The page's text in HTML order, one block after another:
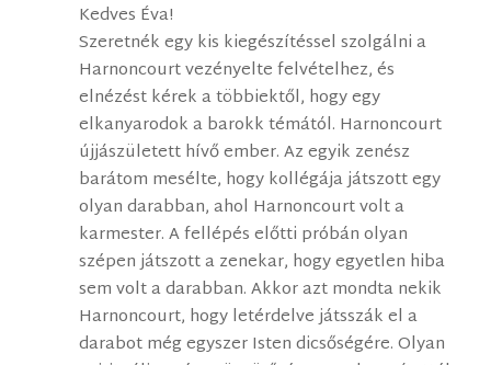
Kedves Éva!
Szeretnék egy kis kiegészítéssel szolgálni a
Harnoncourt vezényelte felvételhez, és
elnézést kérek a többiektől, hogy egy
elkanyarodok a barokk témától. Harnoncourt
újjászületett hívő ember. Az egyik zenész
barátom mesélte, hogy kollégája játszott egy
olyan darabban, ahol Harnoncourt volt a
karmester. A fellépés előtti próbán olyan
szépen játszott a zenekar, hogy egyetlen hiba
sem volt a darabban. Akkor azt mondta nekik
Harnoncourt, hogy letérdelve játsszák el a
darabot még egyszer Isten dicsőségére. Olyan